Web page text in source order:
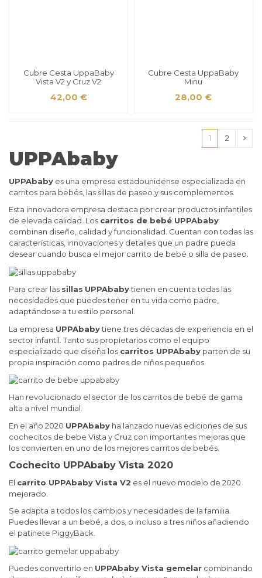
UPPAbaby
UPPAbaby es una empresa estadounidense especializada en
carritos para bebés, las sillas de paseo y sus complementos.
Esta innovadora empresa destaca por crear productos infantiles
de elevada calidad. Los carritos de bebé UPPAbaby
combinan diseño, calidad y funcionalidad. Cuentan con todas las
características, innovaciones y detalles que un padre pueda
desear cuando busca el mejor carrito de bebé o silla de paseo.
Para crear las sillas UPPAbabytienen en cuenta todas las
necesidades que puedes tener en tu vida como padre,
adaptándose a tu estilo personal.
La empresa UPPAbabytiene tres décadas de experiencia en el
sector infantil. Tanto sus propietarios como el equipo
especializado que diseña los carritos UPPAbaby parten de su
propia inspiración como padres de niños pequeños.
Han revolucionado el sector de los carritos de bebé de gama
alta a nivel mundial.
En el año 2020 UPPAbaby ha lanzado nuevas ediciones de sus
cochecitos de bebe Vista y Cruz con importantes mejoras que
los convierten en uno de los mejores carritos de bebés.
Cochecito UPPAbaby Vista 2020
El carrito UPPAbaby Vista V2 es el nuevo modelo de 2020
mejorado.
Se adapta a todos los cambios y necesidades de la familia.
Puedes llevar a un bebé, a dos, o incluso a tres niños añadiendo
el patinete PiggyBack.
Puedes convertirlo en UPPAbaby Vista gemelar combinando
Cubre Cesta UppaBaby
Vista V2 y Cruz V2
42,00 €
Cubre Cesta UppaBaby
Minu
28,00 €
1 2